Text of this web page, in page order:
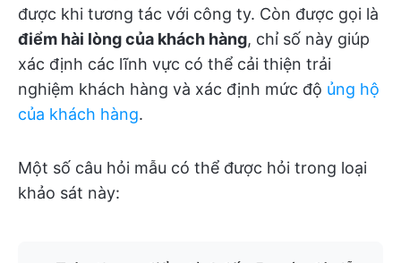
được khi tương tác với công ty. Còn được gọi là
điểm hài lòng của khách hàng, chỉ số này giúp
xác định các lĩnh vực có thể cải thiện trải
nghiệm khách hàng và xác định mức độ ủng hộ
của khách hàng.
Một số câu hỏi mẫu có thể được hỏi trong loại
khảo sát này: